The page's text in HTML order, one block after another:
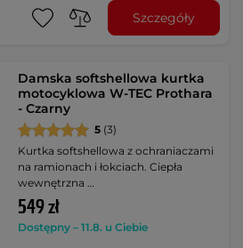
Szczegóły
Damska softshellowa kurtka
motocyklowa W-TEC Prothara
- Czarny
5 (3)
Kurtka softshellowa z ochraniaczami
na ramionach i łokciach. Ciepła
wewnętrzna …
549 zł
Dostępny – 11.8. u Ciebie